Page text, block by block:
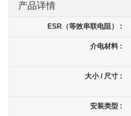
产品详情
ESR（等效串联电阻） :
介电材料 :
大小 / 尺寸 :
安装类型 :